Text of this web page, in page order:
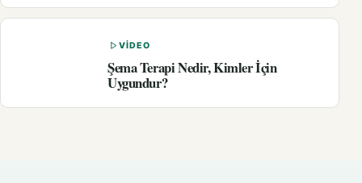
VIDEO
Şema Terapi Nedir, Kimler İçin
Uygundur?